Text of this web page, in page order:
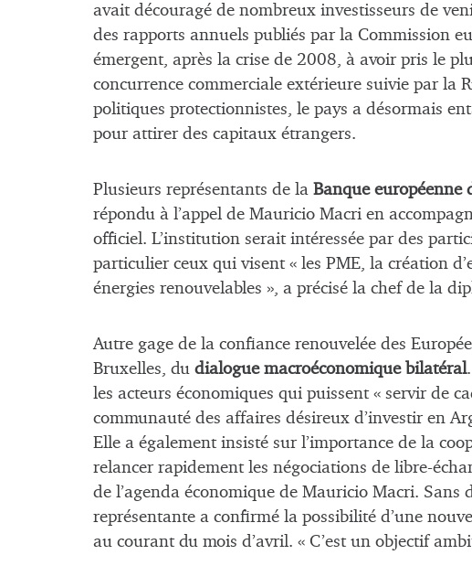
avait découragé de nombreux investisseurs de
des rapports annuels publiés par la Commission
émergent, après la crise de 2008, à avoir pris le
concurrence commerciale extérieure suivie par la
politiques protectionnistes, le pays a désormais
pour attirer des capitaux étrangers.
Plusieurs représentants de la Banque européenne
répondu à l’appel de Mauricio Macri en
officiel. L’institution serait intéressée par des
particulier ceux qui visent « les PME, la création
énergies renouvelables », a précisé la chef de la
Autre gage de la confiance renouvelée des
Bruxelles, du dialogue macroéconomique bilatéral
les acteurs économiques qui puissent « servir de
communauté des affaires désireux d’investir en
Elle a également insisté sur l’importance de la
relancer rapidement les négociations de libre-
de l’agenda économique de Mauricio Macri. Sans
représentante a confirmé la possibilité d’une
au courant du mois d’avril. « C’est un objectif